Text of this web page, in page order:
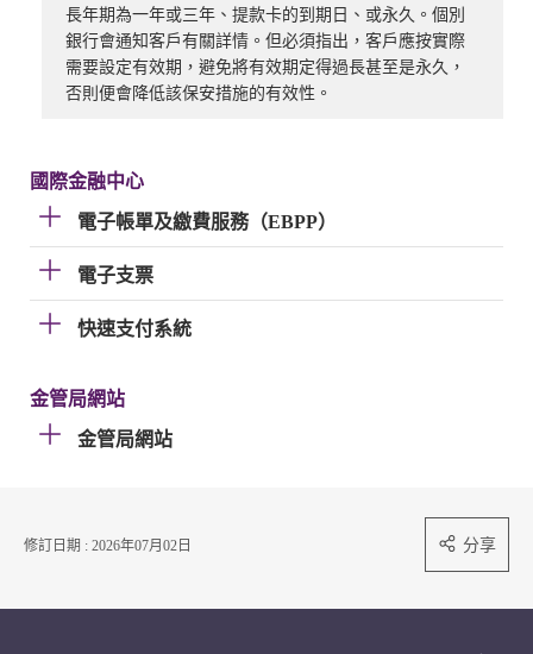
長年期為一年或三年、提款卡的到期日、或永久。個別
銀行會通知客戶有關詳情。但必須指出，客戶應按實際
需要設定有效期，避免將有效期定得過長甚至是永久，
否則便會降低該保安措施的有效性。
國際金融中心
電子帳單及繳費服務（EBPP）
電子支票
快速支付系統
金管局網站
金管局網站
修訂日期 : 2026年07月02日 分享